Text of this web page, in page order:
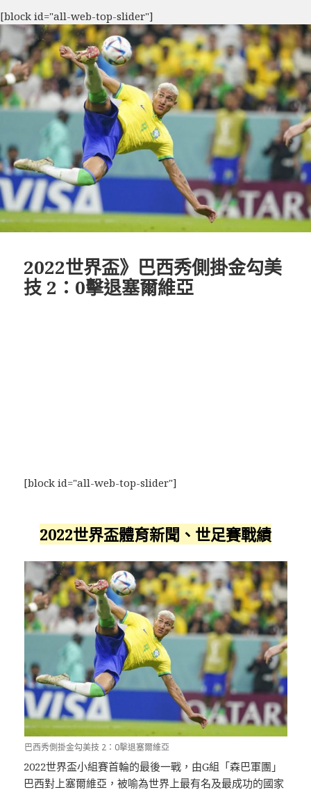
[block id="all-web-top-slider"]
2022世界盃》巴西秀側掛金勾美
技 2：0擊退塞爾維亞
[block id="all-web-top-slider"]
2022世界盃體育新聞、世足賽戰績
巴西秀側掛金勾美技 2：0擊退塞爾維亞
2022世界盃小組賽首輪的最後一戰，由G組「森巴軍團」
巴西對上塞爾維亞，被喻為世界上最有名及最成功的國家